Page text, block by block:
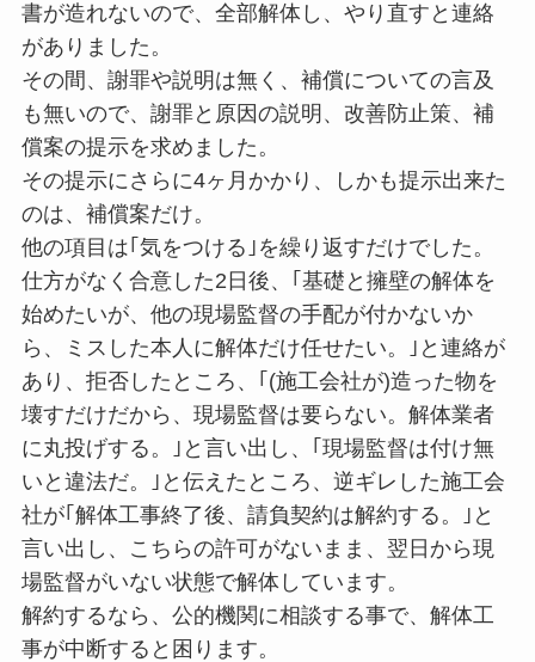
書が造れないので、全部解体し、やり直すと連絡
がありました。
その間、謝罪や説明は無く、補償についての言及
も無いので、謝罪と原因の説明、改善防止策、補
償案の提示を求めました。
その提示にさらに4ヶ月かかり、しかも提示出来た
のは、補償案だけ。
他の項目は｢気をつける｣を繰り返すだけでした。
仕方がなく合意した2日後、｢基礎と擁壁の解体を
始めたいが、他の現場監督の手配が付かないか
ら、ミスした本人に解体だけ任せたい。｣と連絡が
あり、拒否したところ、｢(施工会社が)造った物を
壊すだけだから、現場監督は要らない。解体業者
に丸投げする。｣と言い出し、｢現場監督は付け無
いと違法だ。｣と伝えたところ、逆ギレした施工会
社が｢解体工事終了後、請負契約は解約する。｣と
言い出し、こちらの許可がないまま、翌日から現
場監督がいない状態で解体しています。
解約するなら、公的機関に相談する事で、解体工
事が中断すると困ります。